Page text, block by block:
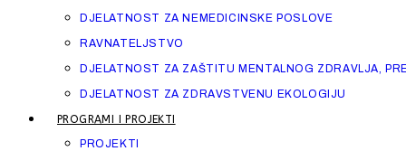
DJELATNOST ZA NEMEDICINSKE POSLOVE
RAVNATELJSTVO
DJELATNOST ZA ZAŠTITU MENTALNOG ZDRAVLJA,
DJELATNOST ZA ZDRAVSTVENU EKOLOGIJU
PROGRAMI I PROJEKTI
PROJEKTI